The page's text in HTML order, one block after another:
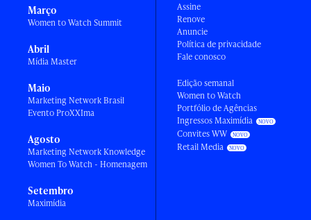
Março
Women to Watch Summit
Abril
Mídia Master
Maio
Marketing Network Brasil
Evento ProXXIma
Agosto
Marketing Network Knowledge
Women To Watch - Homenagem
Setembro
Maximídia
Assine
Renove
Anuncie
Política de privacidade
Fale conosco
Edição semanal
Women to Watch
Portfólio de Agências
Ingressos Maximídia
Convites WW
Retail Media